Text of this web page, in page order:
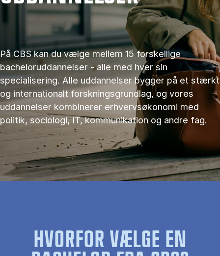
På CBS kan du vælge mellem 15 forskellige
bacheloruddannelser - alle med hver sin
specialisering. Alle uddannelser bygger på et stærkt
og internationalt forskningsgrundlag, og vores
uddannelser kombinerer erhvervsøkonomi med
politik, sociologi, IT, kommunikation og andre fag.
HVORFOR VÆLGE EN